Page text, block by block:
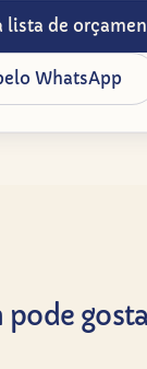
lista de
WhatsApp